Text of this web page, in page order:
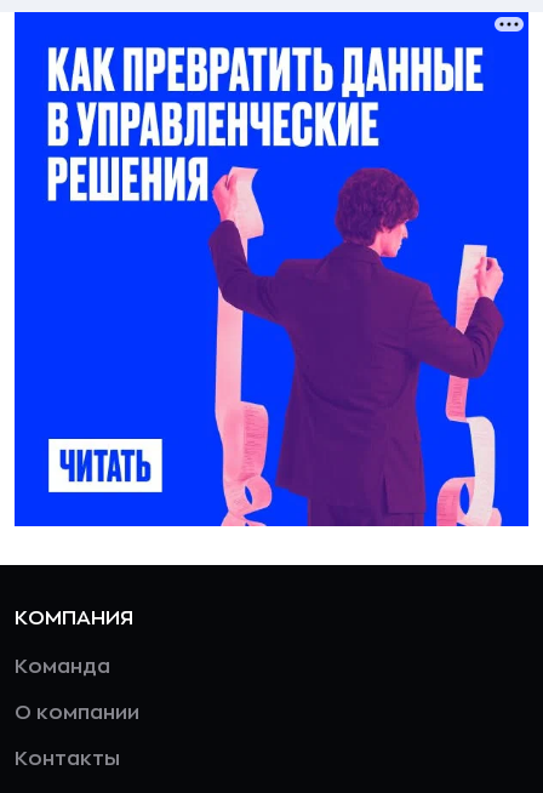
КОМПАНИЯ
Команда
О компании
Контакты